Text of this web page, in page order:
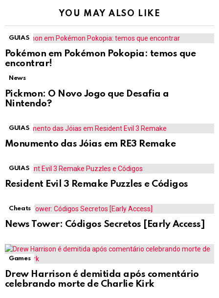
YOU MAY ALSO LIKE
GUIAS
Pokémon em Pokémon Pokopia: temos que
encontrar!
News
Pickmon: O Novo Jogo que Desafia a
Nintendo?
GUIAS
Monumento das Jóias em RE3 Remake
GUIAS
Resident Evil 3 Remake Puzzles e Códigos
Cheats
News Tower: Códigos Secretos [Early Access]
Games
Drew Harrison é demitida após comentário
celebrando morte de Charlie Kirk